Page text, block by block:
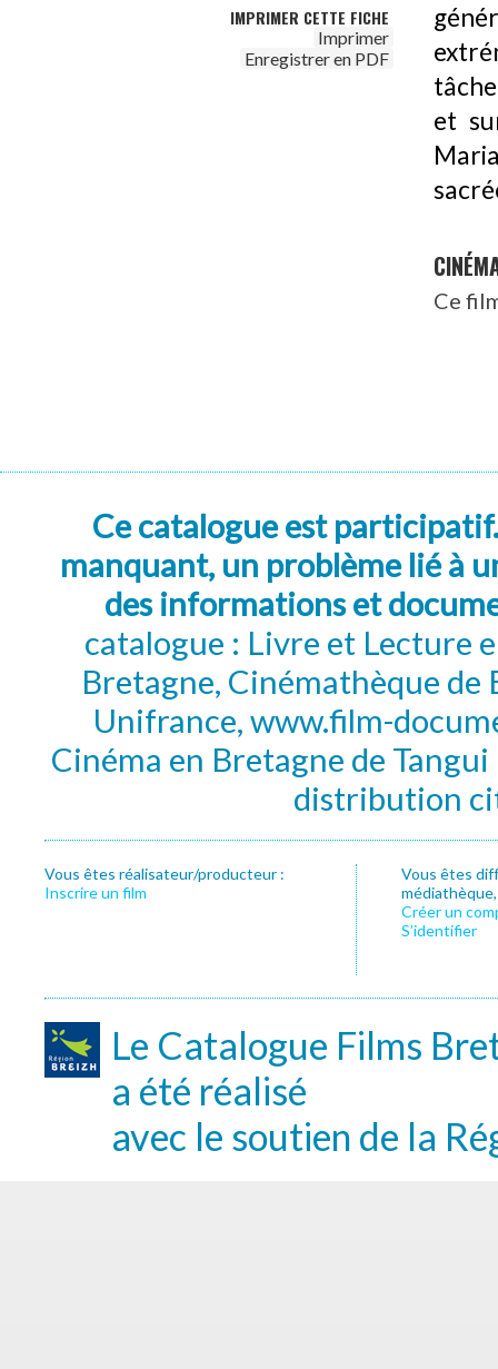
IMPRIMER CETTE FICHE
Imprimer
Enregistrer en PDF
et
Ce
Ce catalogue est
manquant, un problème lié à
des informations et
catalogue : Livre et Lecture
Bretagne, Cinémathèque de
Unifrance, www.film-
Cinéma en Bretagne de
distribution
Vous êtes réalisateur/producteur :
Inscrire un film
Vous êtes
Créer un
S’identifier
Le Catalogue Films
a été réalisé
avec le soutien de la